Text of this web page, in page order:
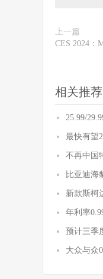
上一篇
CES 2024：
相关推荐
25.99/
最快有望
不再中国
比亚迪海
新款斯柯
年利率
预计三季
大众与众